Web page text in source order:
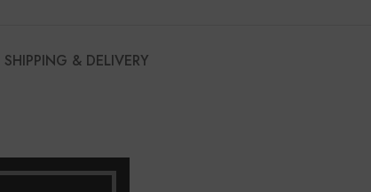
SHIPPING & DELIVERY